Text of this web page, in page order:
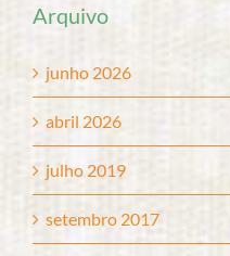
Arquivo
junho 2026
abril 2026
julho 2019
setembro 2017